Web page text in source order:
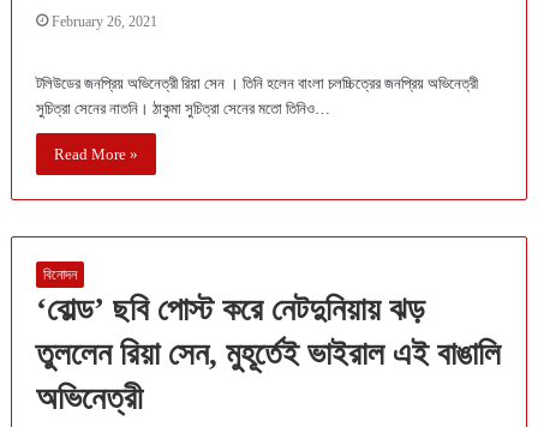
February 26, 2021
টলিউডের জনপ্রিয় অভিনেত্রী রিয়া সেন । তিনি হলেন বাংলা চলচ্চিত্রের জনপ্রিয় অভিনেত্রী
সুচিত্রা সেনের নাতনি। ঠাকুমা সুচিত্রা সেনের মতো তিনিও…
Read More »
বিনোদন
‘বোল্ড’ ছবি পোস্ট করে নেটদুনিয়ায় ঝড়
তুললেন রিয়া সেন, মুহূর্তেই ভাইরাল এই বাঙালি
অভিনেত্রী